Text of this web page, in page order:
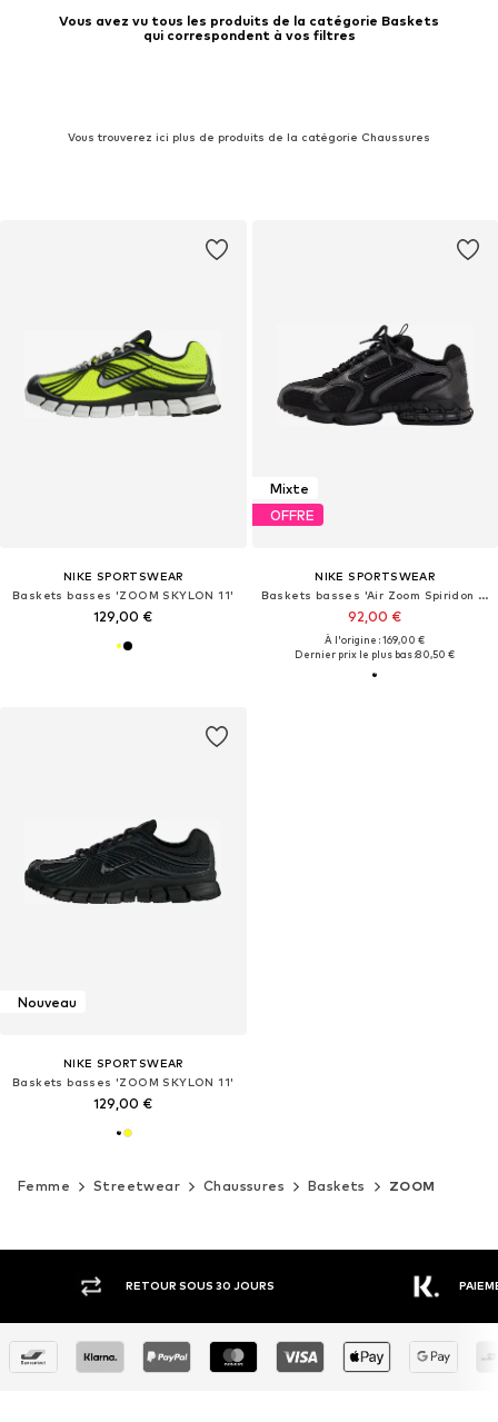
Vous avez vu tous les produits de la catégorie Baskets
qui correspondent à vos filtres
Vous trouverez ici plus de produits de la catégorie Chaussures
NIKE SPORTSWEAR
Baskets basses 'ZOOM SKYLON 11'
129,00 €
Mixte
OFFRE
NIKE SPORTSWEAR
Baskets basses 'Air Zoom Spiridon Cage 2'
92,00 €
À l'origine : 169,00 €
Dernier prix le plus bas :80,50 €
Nouveau
NIKE SPORTSWEAR
Baskets basses 'ZOOM SKYLON 11'
129,00 €
Femme Streetwear Chaussures Baskets ZOOM
RETOUR SOUS 30 JOURS